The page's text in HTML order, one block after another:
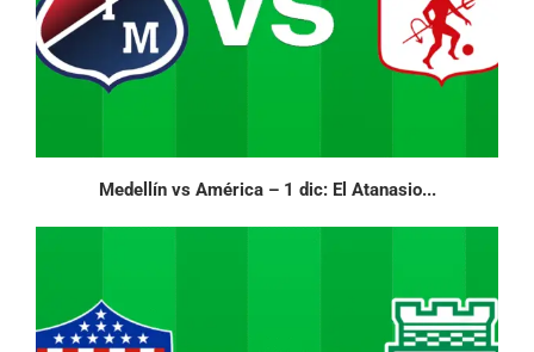
Medellín vs América – 1 dic: El Atanasio...